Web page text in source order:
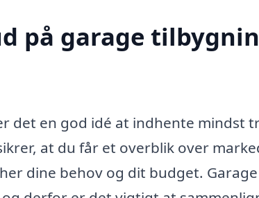
på garage
det en god idé at indhente mindst
at du får et overblik over
dine behov og dit budget. Garage